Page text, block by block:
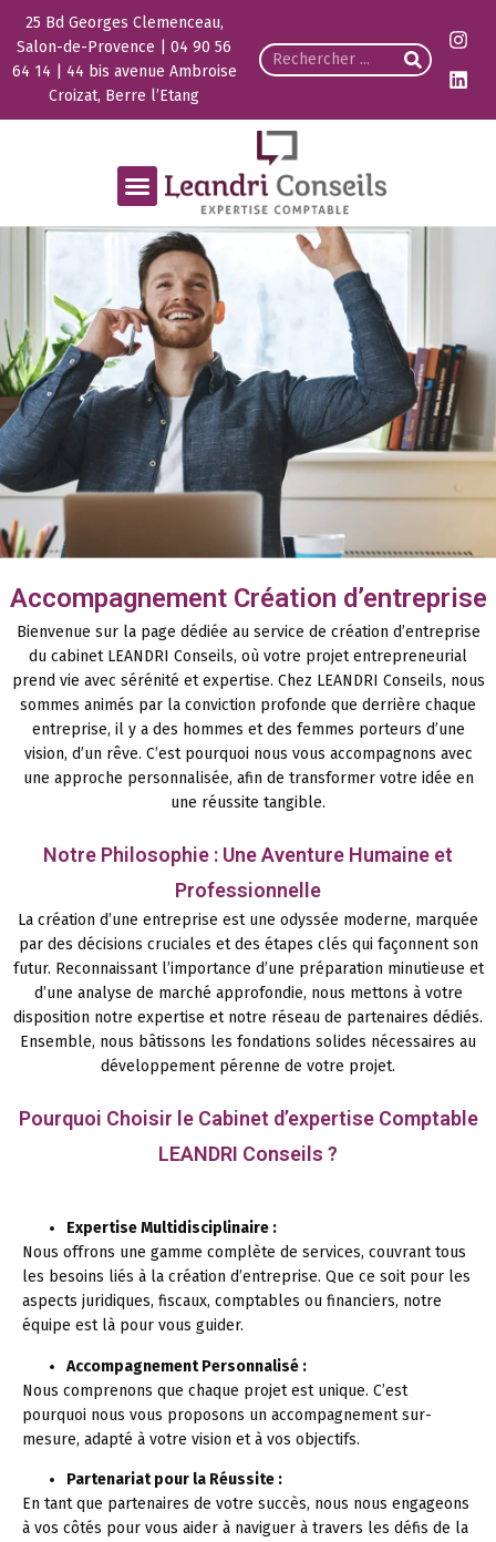
25 Bd Georges Clemenceau,
Salon-de-Provence | 04 90 56
64 14 | 44 bis avenue Ambroise
Croizat, Berre l’Etang
Accompagnement Création d’entreprise
Bienvenue sur la page dédiée au service de création d’entreprise
du cabinet LEANDRI Conseils, où votre projet entrepreneurial
prend vie avec sérénité et expertise. Chez LEANDRI Conseils, nous
sommes animés par la conviction profonde que derrière chaque
entreprise, il y a des hommes et des femmes porteurs d’une
vision, d’un rêve. C’est pourquoi nous vous accompagnons avec
une approche personnalisée, afin de transformer votre idée en
une réussite tangible.
Notre Philosophie : Une Aventure Humaine et
Professionnelle
La création d’une entreprise est une odyssée moderne, marquée
par des décisions cruciales et des étapes clés qui façonnent son
futur. Reconnaissant l’importance d’une préparation minutieuse et
d’une analyse de marché approfondie, nous mettons à votre
disposition notre expertise et notre réseau de partenaires dédiés.
Ensemble, nous bâtissons les fondations solides nécessaires au
développement pérenne de votre projet.
Pourquoi Choisir le Cabinet d’expertise Comptable
LEANDRI Conseils ?
Expertise Multidisciplinaire :
Nous offrons une gamme complète de services, couvrant tous
les besoins liés à la création d’entreprise. Que ce soit pour les
aspects juridiques, fiscaux, comptables ou financiers, notre
équipe est là pour vous guider.
Accompagnement Personnalisé :
Nous comprenons que chaque projet est unique. C’est
pourquoi nous vous proposons un accompagnement sur-
mesure, adapté à votre vision et à vos objectifs.
Partenariat pour la Réussite :
En tant que partenaires de votre succès, nous nous engageons
à vos côtés pour vous aider à naviguer à travers les défis de la